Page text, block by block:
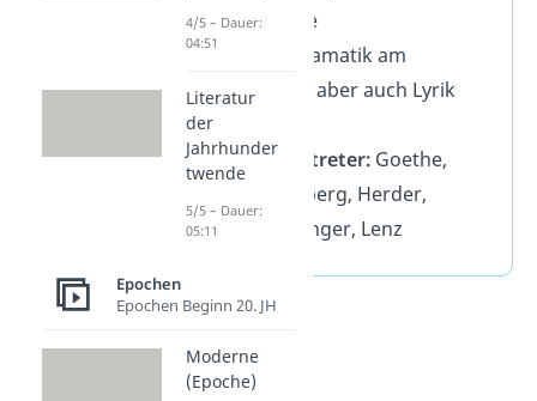
Originalgenie
Literatur:
Dramatik am
beliebtesten, aber auch Lyrik
und Epik
wichtige Vertreter: Goethe,
Schiller, Stolberg, Herder,
Schubart, Klinger, Lenz
4/5 – Dauer:
04:51
Literatur
der
Jahrhunder
twende
5/5 – Dauer:
05:11
Epochen
Epochen Beginn 20. JH
Moderne
(Epoche)